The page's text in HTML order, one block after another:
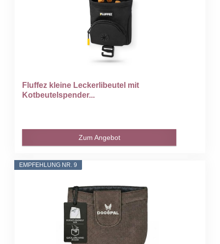
Fluffez kleine Leckerlibeutel mit
Kotbeutelspender...
Zum Angebot
EMPFEHLUNG NR. 9